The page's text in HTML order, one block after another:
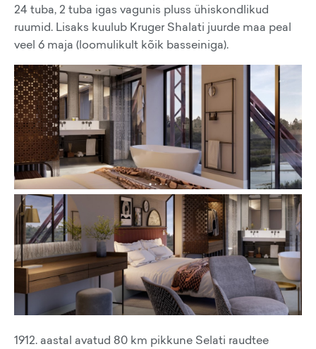
24 tuba, 2 tuba igas vagunis pluss ühiskondlikud
ruumid. Lisaks kuulub Kruger Shalati juurde maa peal
veel 6 maja (loomulikult kõik basseiniga).
1912. aastal avatud 80 km pikkune Selati raudtee